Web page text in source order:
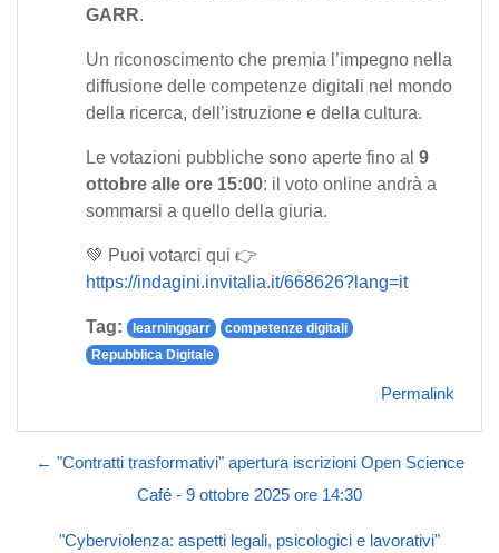
GARR.
Un riconoscimento che premia l’impegno nella
diffusione delle competenze digitali nel mondo
della ricerca, dell’istruzione e della cultura.
Le votazioni pubbliche sono aperte fino al 9
ottobre alle ore 15:00: il voto online andrà a
sommarsi a quello della giuria.
💚 Puoi votarci qui 👉
https://indagini.invitalia.it/668626?lang=it
Tag: learninggarr
competenze digitali
Repubblica Digitale
Permalink
← "Contratti trasformativi" apertura iscrizioni Open Science
Café - 9 ottobre 2025 ore 14:30
"Cyberviolenza: aspetti legali, psicologici e lavorativi"